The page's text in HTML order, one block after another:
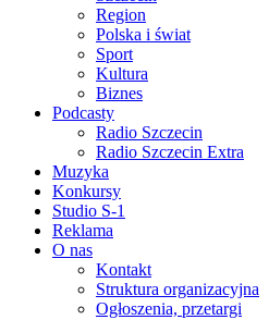
Region
Polska i świat
Sport
Kultura
Biznes
Podcasty
Radio Szczecin
Radio Szczecin Extra
Muzyka
Konkursy
Studio S-1
Reklama
O nas
Kontakt
Struktura organizacyjna
Ogłoszenia, przetargi